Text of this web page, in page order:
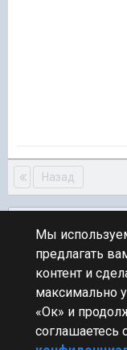
Назад
ПЕРЕЙТИ К
Обсуждение
Мы
предлагать
контент и
максимально
«Ок» и
соглашаетесь